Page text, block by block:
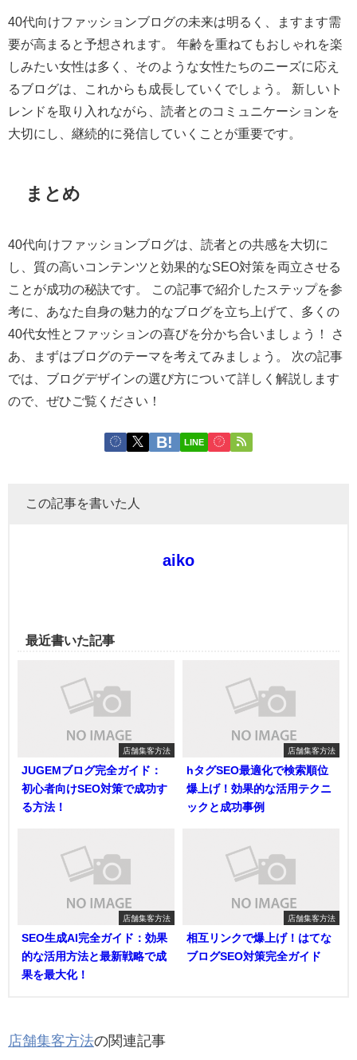
40代向けファッションブログの未来は明るく、ますます需
要が高まると予想されます。 年齢を重ねてもおしゃれを楽
しみたい女性は多く、そのような女性たちのニーズに応え
るブログは、これからも成長していくでしょう。 新しいト
レンドを取り入れながら、読者とのコミュニケーションを
大切にし、継続的に発信していくことが重要です。
まとめ
40代向けファッションブログは、読者との共感を大切に
し、質の高いコンテンツと効果的なSEO対策を両立させる
ことが成功の秘訣です。 この記事で紹介したステップを参
考に、あなた自身の魅力的なブログを立ち上げて、多くの
40代女性とファッションの喜びを分かち合いましょう！ さ
あ、まずはブログのテーマを考えてみましょう。 次の記事
では、ブログデザインの選び方について詳しく解説します
ので、ぜひご覧ください！
LINE
この記事を書いた人
aiko
最近書いた記事
店舗集客方法
JUGEMブログ完全ガイド：
初心者向けSEO対策で成功す
る方法！
店舗集客方法
hタグSEO最適化で検索順位
爆上げ！効果的な活用テクニ
ックと成功事例
店舗集客方法
SEO生成AI完全ガイド：効果
的な活用方法と最新戦略で成
果を最大化！
店舗集客方法
相互リンクで爆上げ！はてな
ブログSEO対策完全ガイド
店舗集客方法の関連記事